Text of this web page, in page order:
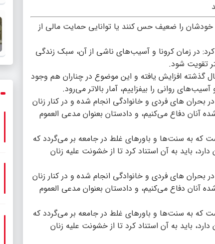
خودشان را ضعیف حس کنند یا توانایی حمایت مالی از
کرد: در زمان کرونا و آسیب‌های ناشی از آن، سبک زندگی
تقویت شود.
افزایش یافته و این موضوع در چناران هم وجود
روانی را بیفزاییم، آمار بالاتر می‌‌رود.
بحران ‌های فردی و خانوادگی انجام شده و در کنار زنان
آنان دفاع می‌کنیم، و دادستان بعنوان مدعی العموم
که به سنت‌ها و باورهای غلط در جامعه بر می‌گردد که
باید به آن استناد کرد تا از خشونت علیه زنان
بحران ‌های فردی و خانوادگی انجام شده و در کنار زنان
آنان دفاع می‌کنیم، و دادستان بعنوان مدعی العموم
که به سنت‌ها و باورهای غلط در جامعه بر می‌گردد که
باید به آن استناد کرد تا از خشونت علیه زنان